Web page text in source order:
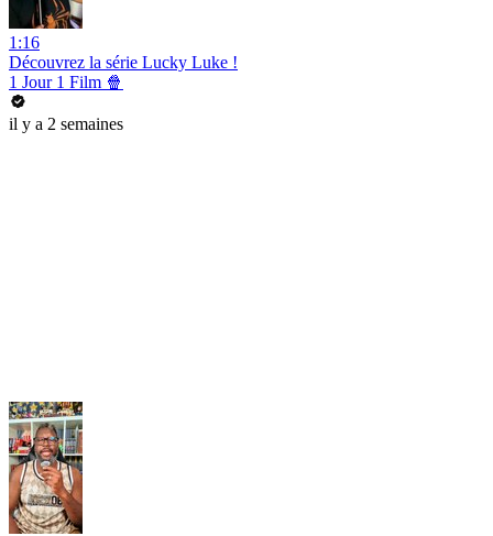
1:16
Découvrez la série Lucky Luke !
1 Jour 1 Film 🍿
il y a 2 semaines